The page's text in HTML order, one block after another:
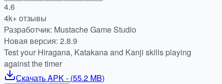
4.6
4k+ отзывы
Разработчик: Mustache Game Studio
Новая версия: 2.8.9
Test your Hiragana, Katakana and Kanji skills playing
against the timer
СкачатьAPK- (55.2 MB)